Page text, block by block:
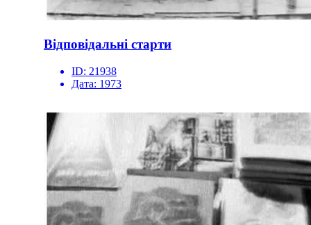
Відповідальні старти
ID: 21938
Дата: 1973